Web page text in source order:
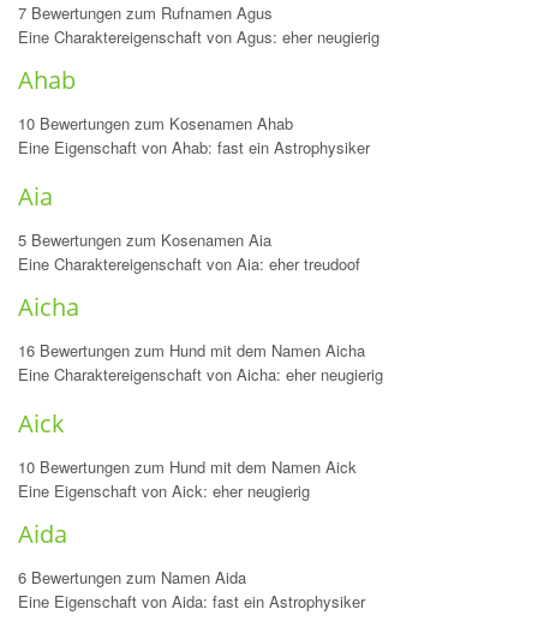
7 Bewertungen zum Rufnamen Agus
Eine Charaktereigenschaft von Agus: eher neugierig
Ahab
10 Bewertungen zum Kosenamen Ahab
Eine Eigenschaft von Ahab: fast ein Astrophysiker
Aia
5 Bewertungen zum Kosenamen Aia
Eine Charaktereigenschaft von Aia: eher treudoof
Aicha
16 Bewertungen zum Hund mit dem Namen Aicha
Eine Charaktereigenschaft von Aicha: eher neugierig
Aick
10 Bewertungen zum Hund mit dem Namen Aick
Eine Eigenschaft von Aick: eher neugierig
Aida
6 Bewertungen zum Namen Aida
Eine Eigenschaft von Aida: fast ein Astrophysiker